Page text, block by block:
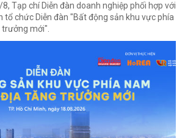
8, Tạp chí Diễn đàn doanh nghiệp phối hợp với
tổ chức Diễn đàn "Bất động sản khu vực phía
trưởng mới".